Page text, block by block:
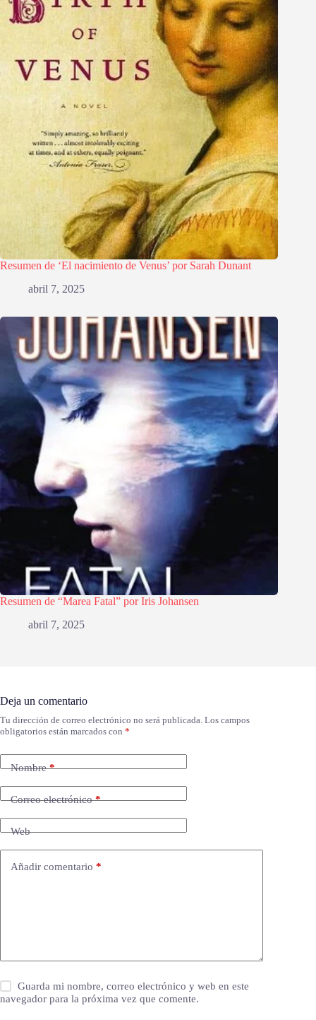
Resumen de ‘El nacimiento de Venus’ por Sarah Dunant
abril 7, 2025
Resumen de “Marea Fatal” por Iris Johansen
abril 7, 2025
Deja un comentario
Tu dirección de correo electrónico no será publicada. Los campos
obligatorios están marcados con *
Nombre*
Correo electrónico*
Web
Añadir comentario *
Guarda mi nombre, correo electrónico y web en este
navegador para la próxima vez que comente.